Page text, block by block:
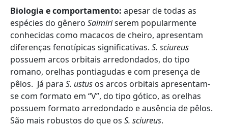
Biologia e comportamento: apesar de todas as
espécies do gênero Saimiriserem popularmente
conhecidas como macacos de cheiro, apresentam
diferenças fenotípicas significativas. S. sciureus
possuem arcos orbitais arredondados, do tipo
romano, orelhas pontiagudas e com presença de
pêlos. Já para S. ustus os arcos orbitais apresentam-
se com formato em “V”, do tipo gótico, as orelhas
possuem formato arredondado e ausência de pêlos.
São mais robustos do que os S. sciureus.